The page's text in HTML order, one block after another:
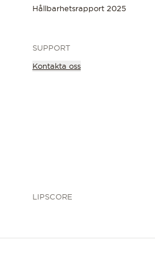
Hållbarhetsrapport 2025
SUPPORT
Kontakta oss
LIPSCORE